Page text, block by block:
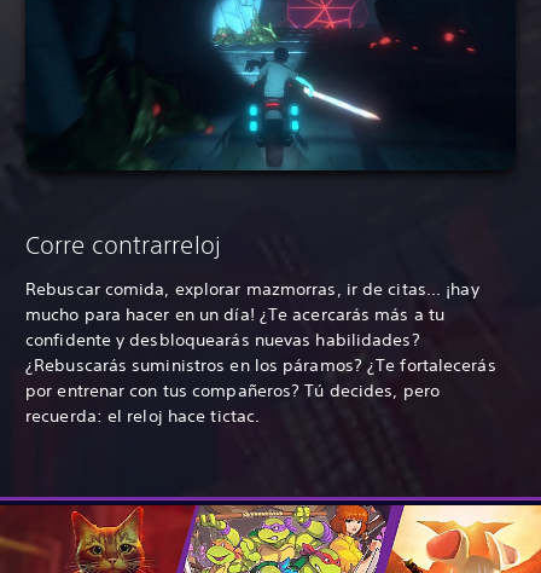
Corre contrarreloj
Rebuscar comida, explorar mazmorras, ir de citas... ¡hay
mucho para hacer en un día! ¿Te acercarás más a tu
confidente y desbloquearás nuevas habilidades?
¿Rebuscarás suministros en los páramos? ¿Te fortalecerás
por entrenar con tus compañeros? Tú decides, pero
recuerda: el reloj hace tictac.